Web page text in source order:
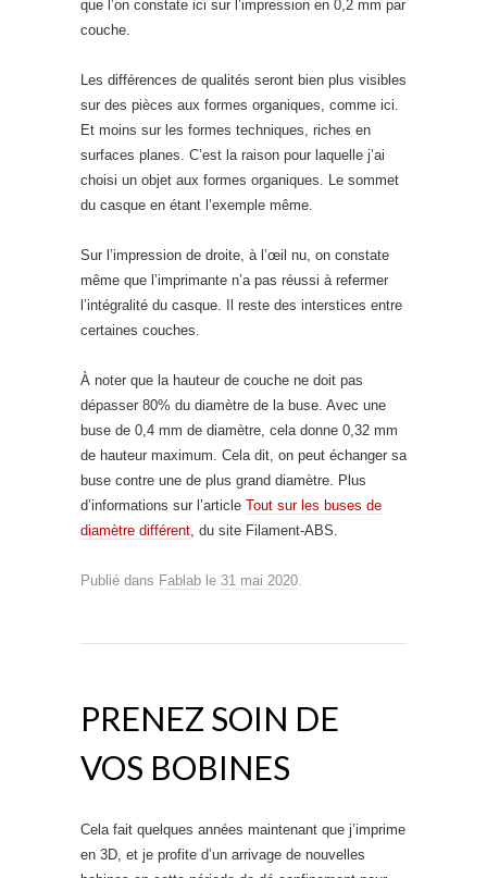
que l’on constate ici sur l’impression en 0,2 mm par
couche.
Les différences de qualités seront bien plus visibles
sur des pièces aux formes organiques, comme ici.
Et moins sur les formes techniques, riches en
surfaces planes. C’est la raison pour laquelle j’ai
choisi un objet aux formes organiques. Le sommet
du casque en étant l’exemple même.
Sur l’impression de droite, à l’œil nu, on constate
même que l’imprimante n’a pas réussi à refermer
l’intégralité du casque. Il reste des interstices entre
certaines couches.
À noter que la hauteur de couche ne doit pas
dépasser 80% du diamètre de la buse. Avec une
buse de 0,4 mm de diamètre, cela donne 0,32 mm
de hauteur maximum. Cela dit, on peut échanger sa
buse contre une de plus grand diamètre. Plus
d’informations sur l’article Tout sur les buses de
diamètre différent , du site Filament-ABS.
Publié dans Fablab le 31 mai 2020
PRENEZ SOIN DE
VOS BOBINES
Cela fait quelques années maintenant que j’imprime
en 3D, et je profite d’un arrivage de nouvelles